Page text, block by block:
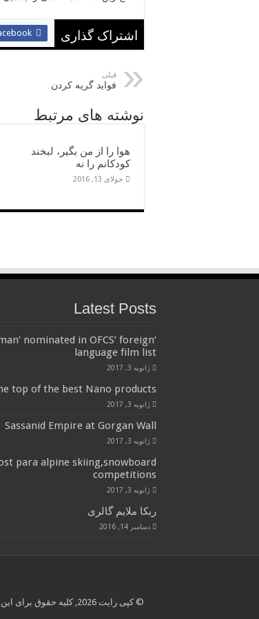
اشتراک گذاری
قبلی
فواید گریه کردن
نوشته های مرتبط
هوا را از من بگیر، لبخند
کودکانم را نه
جولای 13, 2016
Latest Posts
nominated in OFCS’ foreign
language film list
ژانویه 3, 2017
top of the best Nano products
ژانویه 3, 2017
Sassanid Empire at Gorgan Wall
ژانویه 3, 2017
para alpine skiing,snowboard
competitions
ژانویه 3, 2017
ربکا ملایم گالری
دسامبر 14, 2016
© کپی رایت 2026, کلیه حقوق برای این سایت محفوظ است.